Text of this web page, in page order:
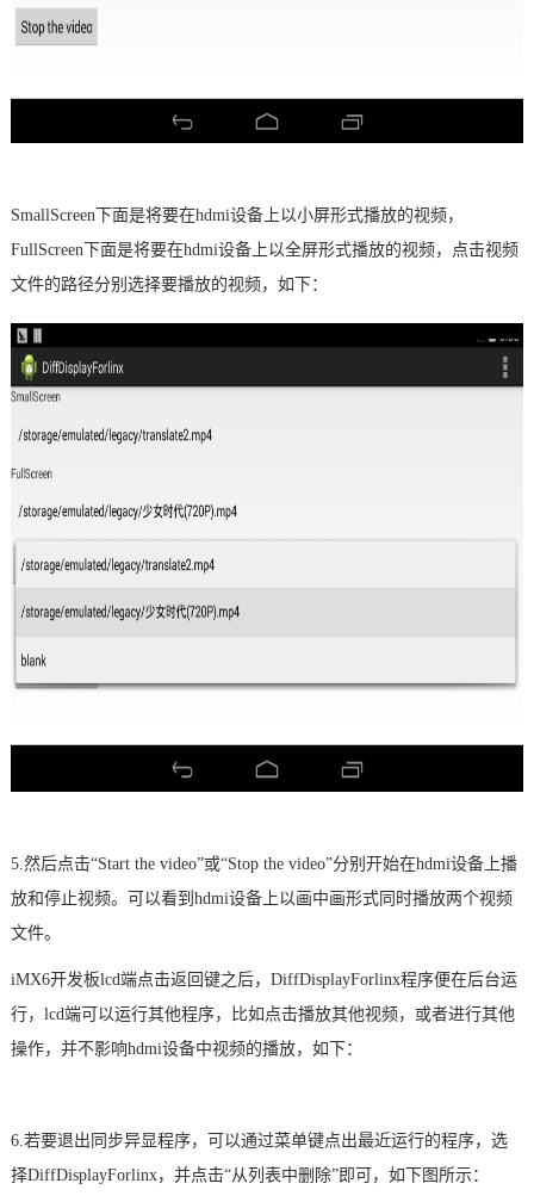
SmallScreen下面是将要在hdmi设备上以小屏形式播放的视频，
FullScreen下面是将要在hdmi设备上以全屏形式播放的视频， 点击视频
文件的路径分别选择要播放的视频，如下：
5.然后点击“Start the video”或“Stop the video”分别 开始在hdmi设备上播
放和停止视频。
可以看到hdmi设备上以画中画形式同时播放两个视频
文件。
iMX6开发板lcd端点击返回键之后，DiffDisplayForlinx程序便在后台运
行， lcd端可以运行其他程序，比如点击播放其他视频，或者进行其他
操作，并不影响hdmi设备中视频的播放，如下：
6.若要退出同步异显程序，可以通过菜单键点出最近运行的程序，选
择DiffDisplayForlinx，并点击“从列表中删除”即可，如下图所示：